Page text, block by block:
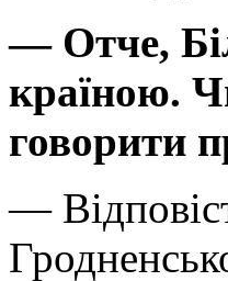
— Отче,
країною.
говорити
—